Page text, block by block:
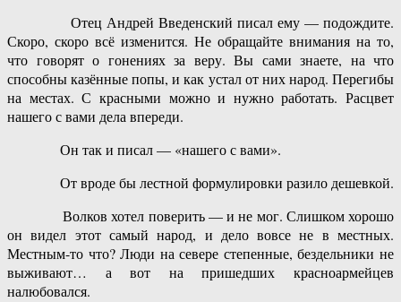
Отец Андрей Введенский писал ему — подождите.
Скоро, скоро всё изменится. Не обращайте внимания на то,
что говорят о гонениях за веру. Вы сами знаете, на что
способны казённые попы, и как устал от них народ. Перегибы
на местах. С красными можно и нужно работать. Расцвет
нашего с вами дела впереди.
Он так и писал — «нашего с вами».
От вроде бы лестной формулировки разило дешевкой.
Волков хотел поверить — и не мог. Слишком хорошо
он видел этот самый народ, и дело вовсе не в местных.
Местным-то что? Люди на севере степенные, бездельники не
выживают… а вот на пришедших красноармейцев
налюбовался.